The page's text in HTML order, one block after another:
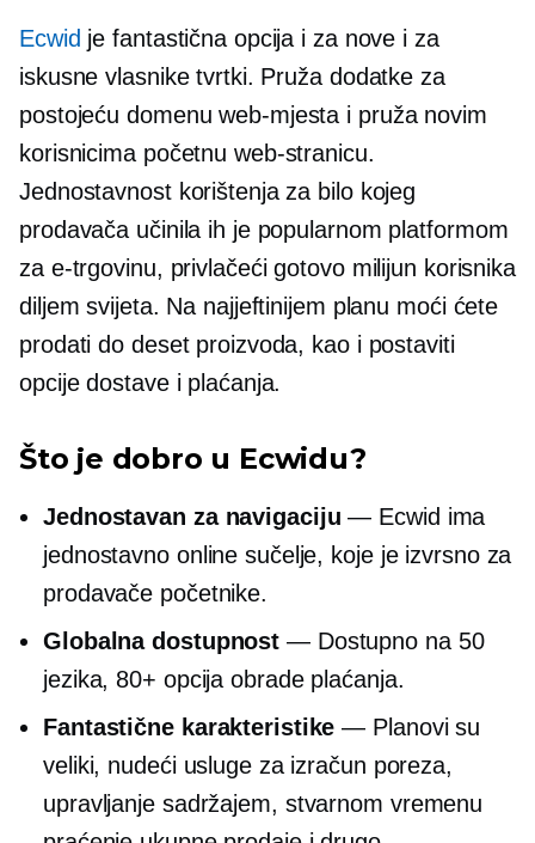
Ecwid je fantastična opcija i za nove i za
iskusne vlasnike tvrtki. Pruža dodatke za
postojeću domenu web-mjesta i pruža novim
korisnicima početnu web-stranicu.
Jednostavnost korištenja za bilo kojeg
prodavača učinila ih je popularnom platformom
za e-trgovinu, privlačeći gotovo milijun korisnika
diljem svijeta. Na najjeftinijem planu moći ćete
prodati do deset proizvoda, kao i postaviti
opcije dostave i plaćanja.
Što je dobro u Ecwidu?
Jednostavan za navigaciju — Ecwid ima
jednostavno online sučelje, koje je izvrsno za
prodavače početnike.
Globalna dostupnost — Dostupno na 50
jezika, 80+ opcija obrade plaćanja.
Fantastične karakteristike — Planovi su
veliki, nudeći usluge za izračun poreza,
upravljanje sadržajem, stvarnom vremenu